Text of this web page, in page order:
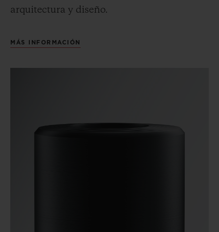
arquitectura y diseño.
MÁS INFORMACIÓN